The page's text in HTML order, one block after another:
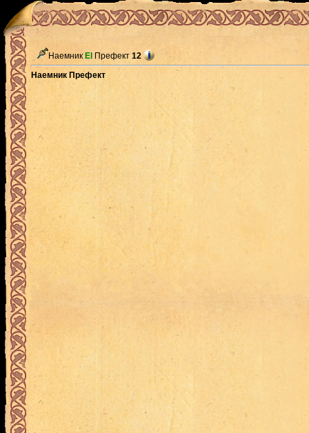
Наемник El Префект 12
Наемник Префект